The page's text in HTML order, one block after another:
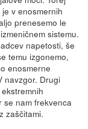
v enosmernih
prenesemo le
sistemu.
napetosti, še
temu izgonemo,
enosmerne
navzgor. Drugi
se nam frekvenca
zaščitami.